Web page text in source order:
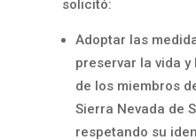
solicitó:
Adoptar las
preservar la vida
de los miembros
Sierra Nevada de
respetando su